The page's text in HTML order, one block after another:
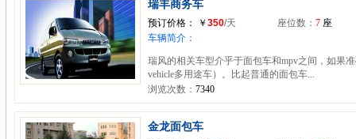
瑞丰商务车
预订价格： ￥ 350/天 座位数： 7 座
车辆简介：
瑞风的相关车型介乎于面包车和mpv之间，如果
vehicle多用途车）。比起普通的面包车...
浏览次数： 7340
金龙面包车